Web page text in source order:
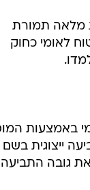
מלאה תמורת
לאומי כחוק
באמצעות
כתביעה ייצוגית
גובה